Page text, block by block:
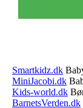
Smartkidz.dk
MiniJacobi.dk
Kids-world.dk
BarnetsVerden.dk